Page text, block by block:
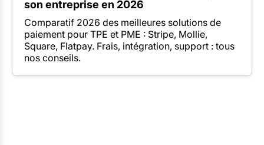
son entreprise en 2026
Comparatif 2026 des meilleures solutions de
paiement pour TPE et PME : Stripe, Mollie,
Square, Flatpay. Frais, intégration, support : tous
nos conseils.